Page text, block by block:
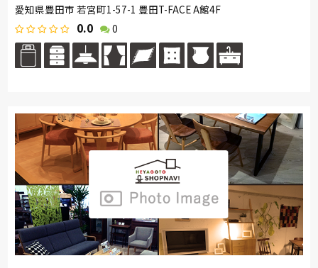
愛知県豊田市 若宮町1-57-1 豊田T-FACE A館4F
0.0 0